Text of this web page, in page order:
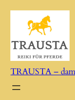
Zum
springen
TRAUSTA –